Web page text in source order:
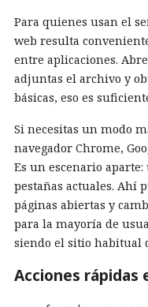
Para quienes usan el
web resulta
entre aplicaciones.
adjuntas el archivo y
básicas, eso es
Si necesitas un modo
navegador Chrome,
Es un escenario
pestañas actuales. Ahí
páginas abiertas y
para la mayoría de
siendo el sitio habitual
Acciones rápidas